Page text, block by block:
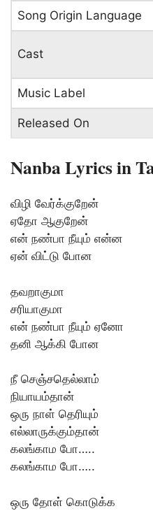
Song Origin Language
Cast
Music Label
Released On
Nanba Lyrics in
விழி வேர்க்குறேன்
ஏதோ ஆகுறேன்
என் நண்பா நீயும் என்ன
ஏன் விட்டு போன
தவறாகுமா
சரியாகுமா
என் நண்பா நீயும் ஏனோ
தனி ஆக்கி போன
நீ செஞ்சதெல்லாம்
நியாயம்தான்
ஒரு நாள் தெரியும்
எல்லாருக்கும்தான்
கலங்காம போ…..
கலங்காம போ…..
ஒரு தோள் கொடுக்க